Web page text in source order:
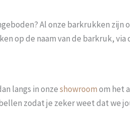
Al onze barkrukken zijn
op de naam van de barkruk, via
langs in onzeshowroomom het
zodat je zeker weet dat we